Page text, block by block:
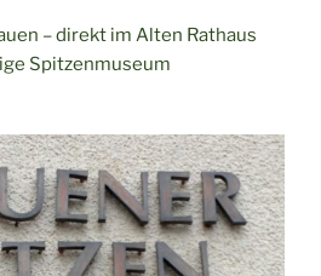
– direkt im Alten Rathaus
Spitzenmuseum